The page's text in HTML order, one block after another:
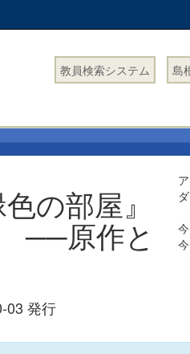
教員検索システム 島
の部屋』
──原作と
03 発行